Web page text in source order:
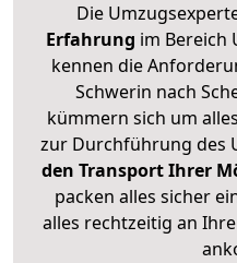
Die
Erfahrung im Bereich
kennen die
Schwerin nach
kümmern sich um
zur Durchführung des
den Transport Ihrer
packen alles sicher
alles rechtzeitig an